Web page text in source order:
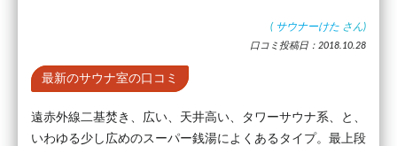
( サウナーけた さん)
口コミ投稿日：2018.10.28
最新のサウナ室の口コミ
遠赤外線二基焚き、広い、天井高い、タワーサウナ系、と、
いわゆる少し広めのスーパー銭湯によくあるタイプ。最上段